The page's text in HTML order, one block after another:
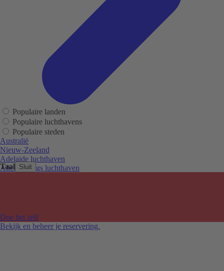
Taal Sluit
Doe het zelf
Bekijk en beheer je reservering.
Populaire landen
Populaire luchthavens
Populaire steden
Australië
Nieuw-Zeeland
Adelaide luchthaven
Alice Springs luchthaven
Melbourne Tullamarine luchthaven
Perth luchthaven
Sydney luchthaven